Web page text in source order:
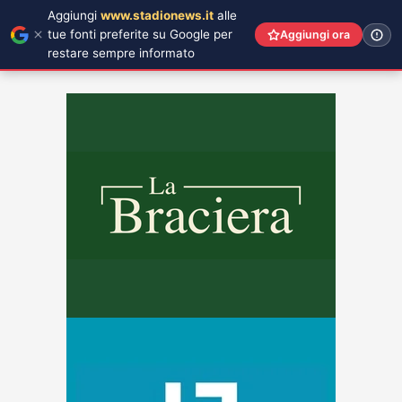
Aggiungi www.stadionews.it alle
tue fonti preferite su Google per
restare sempre informato
Aggiungi ora